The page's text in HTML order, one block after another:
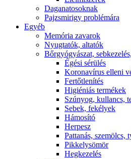
Daganatosoknak
Pajzsmirigy problémára
Egyéb
Memória zavarok
Nyugtatók, altatók
Bőrgyógyászat,
É́gési sérülés
Koronavírus elleni
Fertőtlenítés
Higiéniás termékek
Szúnyog, kullancs,
Sebek, fekélyek
Hámosító
Herpesz
Pattanás, szemölcs,
Pikkelysömör
Hegkezelés